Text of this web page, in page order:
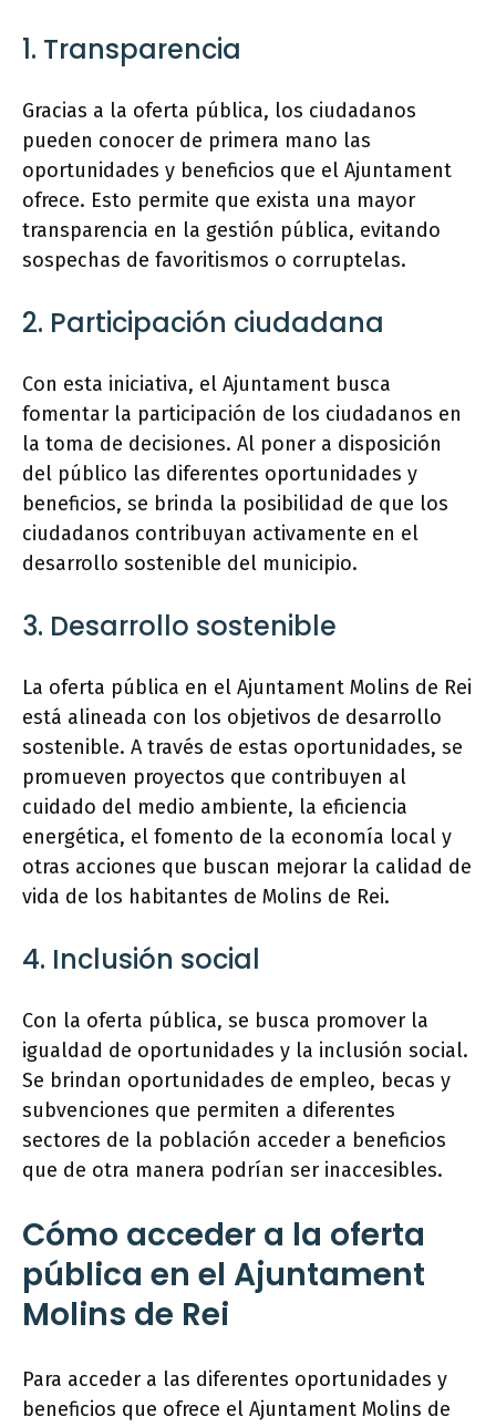
1. Transparencia
Gracias a la oferta pública, los ciudadanos
pueden conocer de primera mano las
oportunidades y beneficios que el Ajuntament
ofrece. Esto permite que exista una mayor
transparencia en la gestión pública, evitando
sospechas de favoritismos o corruptelas.
2. Participación ciudadana
Con esta iniciativa, el Ajuntament busca
fomentar la participación de los ciudadanos en
la toma de decisiones. Al poner a disposición
del público las diferentes oportunidades y
beneficios, se brinda la posibilidad de que los
ciudadanos contribuyan activamente en el
desarrollo sostenible del municipio.
3. Desarrollo sostenible
La oferta pública en el Ajuntament Molins de Rei
está alineada con los objetivos de desarrollo
sostenible. A través de estas oportunidades, se
promueven proyectos que contribuyen al
cuidado del medio ambiente, la eficiencia
energética, el fomento de la economía local y
otras acciones que buscan mejorar la calidad de
vida de los habitantes de Molins de Rei.
4. Inclusión social
Con la oferta pública, se busca promover la
igualdad de oportunidades y la inclusión social.
Se brindan oportunidades de empleo, becas y
subvenciones que permiten a diferentes
sectores de la población acceder a beneficios
que de otra manera podrían ser inaccesibles.
Cómo acceder a la oferta
pública en el Ajuntament
Molins de Rei
Para acceder a las diferentes oportunidades y
beneficios que ofrece el Ajuntament Molins de